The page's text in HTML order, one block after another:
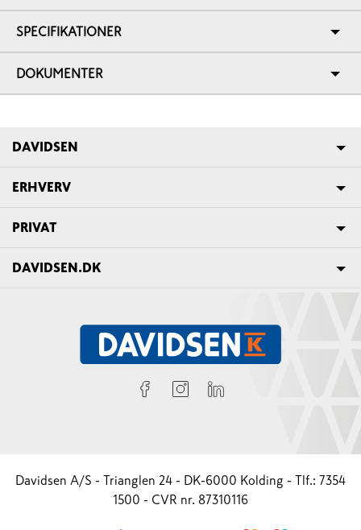
SPECIFIKATIONER
DOKUMENTER
DAVIDSEN
ERHVERV
PRIVAT
DAVIDSEN.DK
Davidsen A/S - Trianglen 24 - DK-6000 Kolding - Tlf.: 7354
1500 - CVR nr. 87310116